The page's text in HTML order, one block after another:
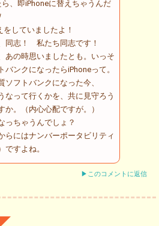
ら、即iPhoneに替えちゃうんだ
をしていましたよ！
同志！ 私たち同志です！
あの時思いましたとも。いっそ
バンクになったらiPhoneって。
ソフトバンクになった今、
なって行くかを、共に見守ろう
か。（内心心配ですが。）
っちゃうんでしょ？
らにはナンバーポータビリティ
ですよね。
▶このコメントに返信